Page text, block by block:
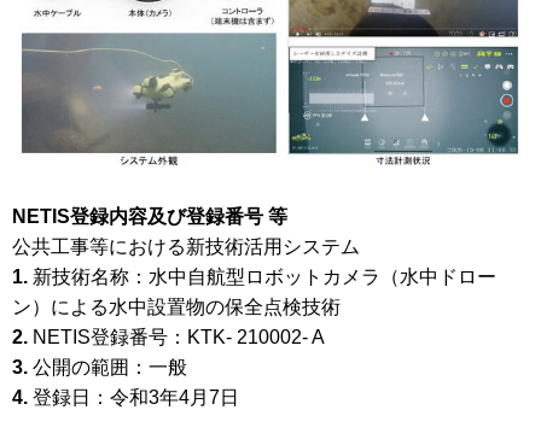
NETIS登録内容及び登録番号 等
公共工事等における新技術活用システム
1. 新技術名称：水中自航型ロボットカメラ（水中ドロー
ン）による水中設置物の保全点検技術
2. NETIS登録番号：KTK‐ 210002‐ A
3. 公開の範囲：一般
4. 登録日：令和3年4月7日